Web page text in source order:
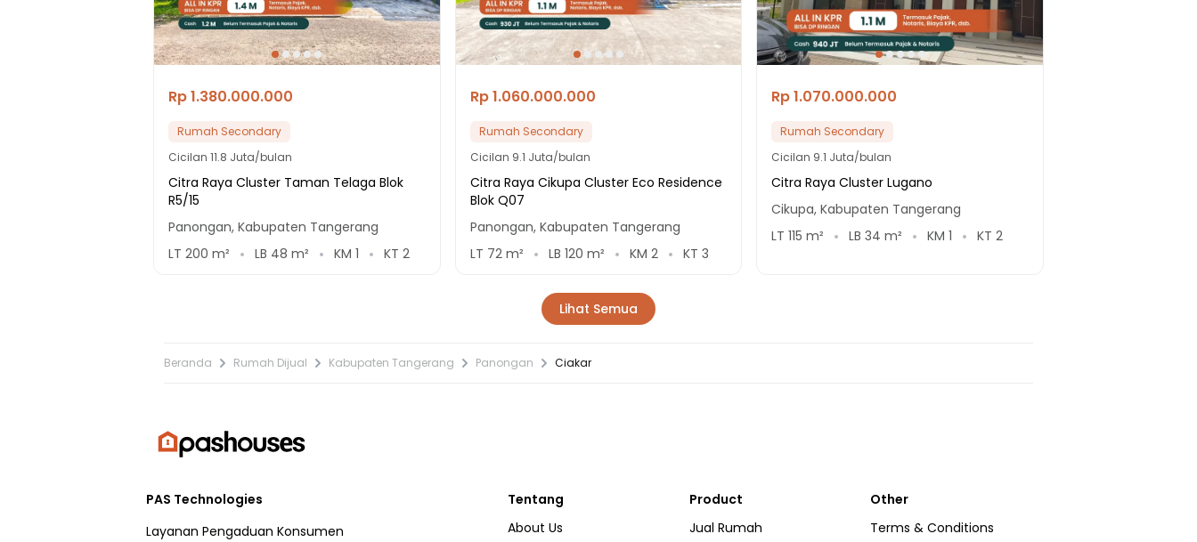
Rp 1.380.000.000
Rumah Secondary
Cicilan 11.8 Juta/bulan
Citra Raya Cluster Taman Telaga Blok
R5/15
Panongan, Kabupaten Tangerang
LT 200 m² LB 48 m² KM 1 KT 2
Rp 1.060.000.000
Rumah Secondary
Cicilan 9.1 Juta/bulan
Citra Raya Cikupa Cluster Eco Residence
Blok Q07
Panongan, Kabupaten Tangerang
LT 72m² LB 120 m² KM 2 KT 3
Rp 1.070.000.000
Rumah Secondary
Cicilan 9.1 Juta/bulan
Citra Raya Cluster Lugano
Cikupa, Kabupaten Tangerang
LT115 m² LB34 m² KM1 KT2
Lihat Semua
Beranda Rumah Dijual Kabupaten Tangerang Panongan Ciakar
PAS Technologies
Layanan Pengaduan Konsumen
Tentang
About Us
Product
Jual Rumah
Other
Terms & Conditions